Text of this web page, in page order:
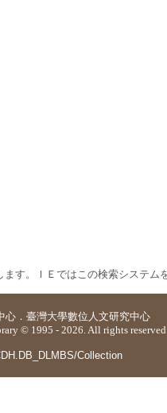
す。ＩＥではこの検索システム
心 ． 臺灣大學數位人文研究中心
© 1995 - 2026. All rights reserved
Collection